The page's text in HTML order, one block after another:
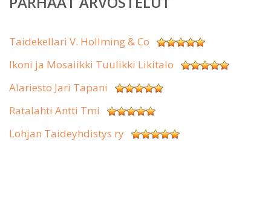
Taidekellari V. Hollming & Co
Ikoni ja Mosaiikki Tuulikki Likitalo
Alariesto Jari Tapani
Ratalahti Antti Tmi
Lohjan Taideyhdistys ry